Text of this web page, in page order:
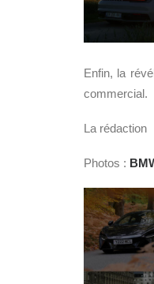
Enfin, la
commercial.
La rédaction
Photos :